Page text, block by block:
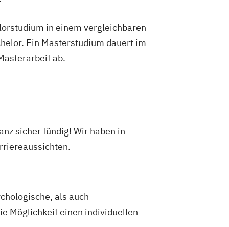
in einem vergleichbaren
Ein Masterstudium dauert im
ab.
sicher fündig! Wir haben in
als auch
Möglichkeit einen individuellen